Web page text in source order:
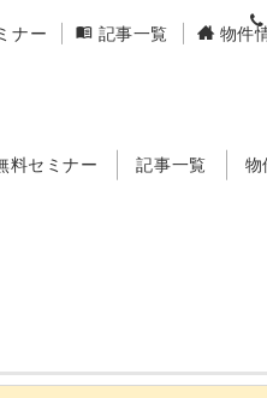
料セミナー 記事一覧 物
ナー 記事一覧 物件